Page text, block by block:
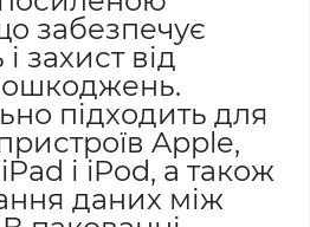
забезпечує
захист від
підходить для
Apple,
і iPod, а також
даних між